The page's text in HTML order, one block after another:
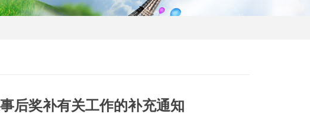
后奖补有关工作的补充通知